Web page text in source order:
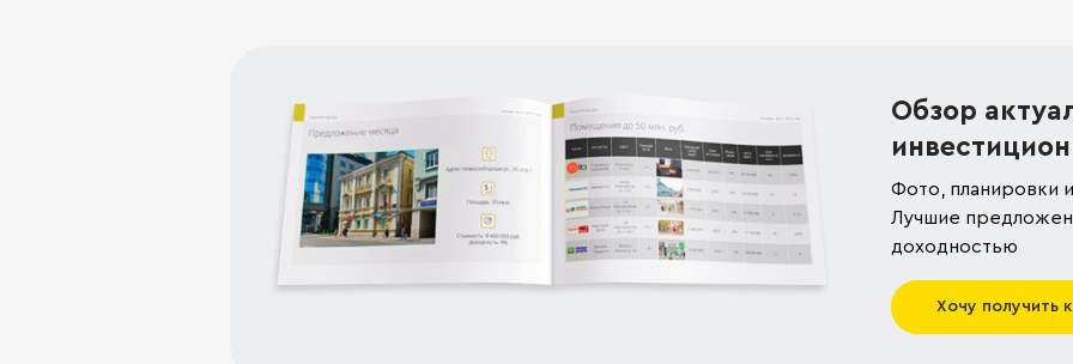
Обзор
Фото, планировки
Лучшие
доходностью
Хочу получить